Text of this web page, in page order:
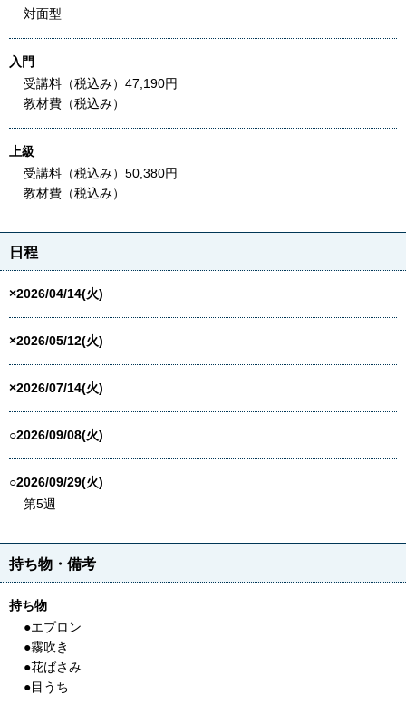
対面型
入門
受講料（税込み）47,190円
教材費（税込み）
上級
受講料（税込み）50,380円
教材費（税込み）
日程
×2026/04/14(火)
×2026/05/12(火)
×2026/07/14(火)
○2026/09/08(火)
○2026/09/29(火)
第5週
持ち物・備考
持ち物
●エプロン
●霧吹き
●花ばさみ
●目うち